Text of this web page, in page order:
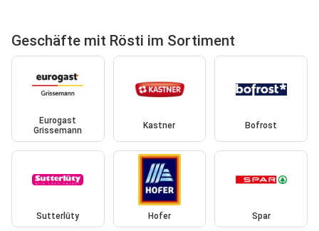
Geschäfte mit Rösti im Sortiment
Eurogast
Grissemann
Kastner Bofrost
Sutterlüty Hofer Spar